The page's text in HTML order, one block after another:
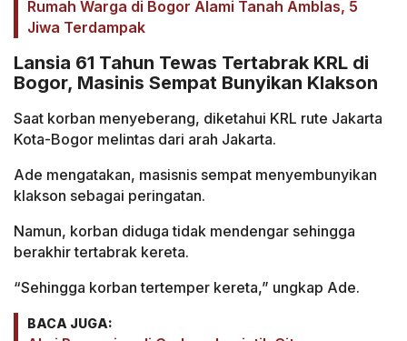
Rumah Warga di Bogor Alami Tanah Amblas, 5
Jiwa Terdampak
Lansia 61 Tahun Tewas Tertabrak KRL di
Bogor, Masinis Sempat Bunyikan Klakson
Saat korban menyeberang, diketahui KRL rute Jakarta
Kota-Bogor melintas dari arah Jakarta.
Ade mengatakan, masisnis sempat menyembunyikan
klakson sebagai peringatan.
Namun, korban diduga tidak mendengar sehingga
berakhir tertabrak kereta.
“Sehingga korban tertemper kereta,” ungkap Ade.
BACA JUGA: